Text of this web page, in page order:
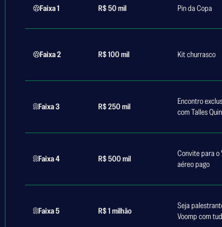
Faixa 1 R$ 50 mil Pin da Copa
Faixa 2 R$ 100 mil Kit churrasco
Faixa 3 R$ 250 mil
Encontro
com Talles
Faixa 4 R$ 500 mil
Convite para o
aéreo pago
Faixa 5 R$ 1 milhão
Seja
Voomp com